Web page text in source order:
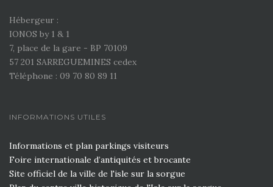
Hébergeur :
IONOS by 1 & 1
7, place de la gare - BP 70109
57 201 SARREGUEMINES cedex
Téléphone : 09 70 80 89 11
INFORMATIONS UTILES
Informations et plan parkings visiteurs
Foire internationale d’antiquités et brocante
Site officiel de la ville de l'isle sur la sorgue